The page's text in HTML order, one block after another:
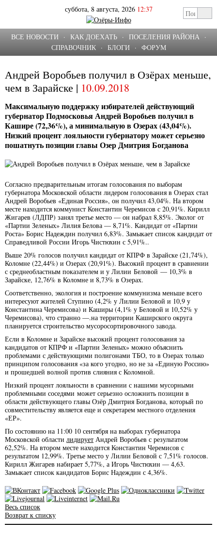
суббота, 8 августа, 2026 12:37
ВСЕ НОВОСТИ · КАК ДОЕХАТЬ · ПОСЕЛЕНИЯ РАЙОНА
·
СПРАВОЧНИК
· БЛОГИ · ФОРУМ
Андрей Воробьев получил в Озёрах меньше,
чем в Зарайске | 10.09.2018
Максимальную поддержку избирателей действующий
губернатор Подмосковья Андрей Воробьев получил в
Кашире (72,36%), а минимальную в Озерах (43,04%).
Низкий процент лояльности губернатору может серьезно
пошатнуть позиции главы Озер Дмитрия Богданова
Согласно предварительным итогам голосования по выборам
губернатора Московской области лидером голосования в Озерах стал
Андрей Воробьев «Единая Россия», он получил 43,04%. На втором
месте находится коммунист Константин Черемисов с 20,91%. Кирилл
Жигарев (ЛДПР) занял третье место — он набрал 8,85%. Эколог от
«Партии Зеленых» Лилия Белова — 8,71%. Кандидат от «Партии
Роста» Борис Надеждин получил 6,83%. Замыкает список кандидат от
Справедливой России Игорь Чистюхин с 5,91%..
Выше 20% голосов получил кандидат от КПРФ в Зарайске (21,74%),
Коломне (22,44%) и Озерах (20,91%). Высокий процент в сравнении
с среднеобластным показателем и у Лилии Беловой — 10,3% в
Зарайске, 12,76% в Коломне и 8,73% в Озерах.
Соответственно, экология и построение коммунизма меньше всего
интересуют жителей Ступино (4,2% у Лилии Беловой и 10,9 у
Константина Черемисова) и Каширы (4,1% у Беловой и 10,52% у
Черемисова), что странно —.на территории Каширского округа
планируется строительство мусоросортировочного завода.
Если в Коломне и Зарайске высокий процент голосования за
кандидатов от КПРФ и «Партии Зеленых» можно объяснить
проблемами с действующими полигонами ТБО, то в Озерах только
принципом голосования «за кого угодно, но не за «Единую Россию»
и прошедшей волной против слияния с Коломной.
Низкий процент лояльности в сравнении с нашими мусорными
проблемными соседями может серьезно осложнить позиции в
области действующего главы Озёр Дмитрия Богданова, который по
совместительству является еще и секретарем местного отделения
«ЕР».
По состоянию на 11:00 10 сентября на выборах губернатора
Московской области лидирует Андрей Воробьев с результатом
62,52%. На втором месте находится Константин Черемисов с
результатом 12,99%. Третье место у Лилии Беловой с 7,51% голосов.
Кирилл Жигарев набирает 5,77%, а Игорь Чистюхин — 4,63.
Замыкает список кандидатов Борис Надеждин с 4,36%.
Весь список
Возврат к списку